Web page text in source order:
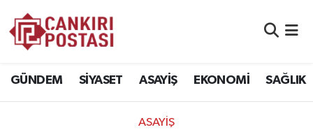
GÜNDEM SİYASET ASAYİŞ EKONOMİ SAĞLIK
ASAYİŞ